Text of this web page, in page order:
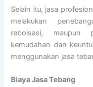
Selain itu, jasa
melakukan
reboisasi, maupun
kemudahan dan
menggunakan jasa
Biaya Jasa Tebang